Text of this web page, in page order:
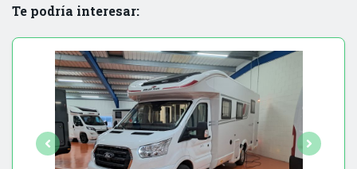
Te podría interesar: